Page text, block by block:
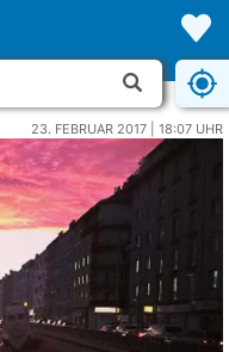
23. FEBRUAR 2017 | 18:07 UHR